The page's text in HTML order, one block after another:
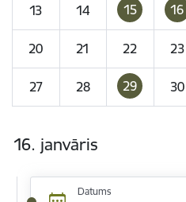
13 14 15 16
20 21 22 23
27 28 29 30
16. janvāris
Datums